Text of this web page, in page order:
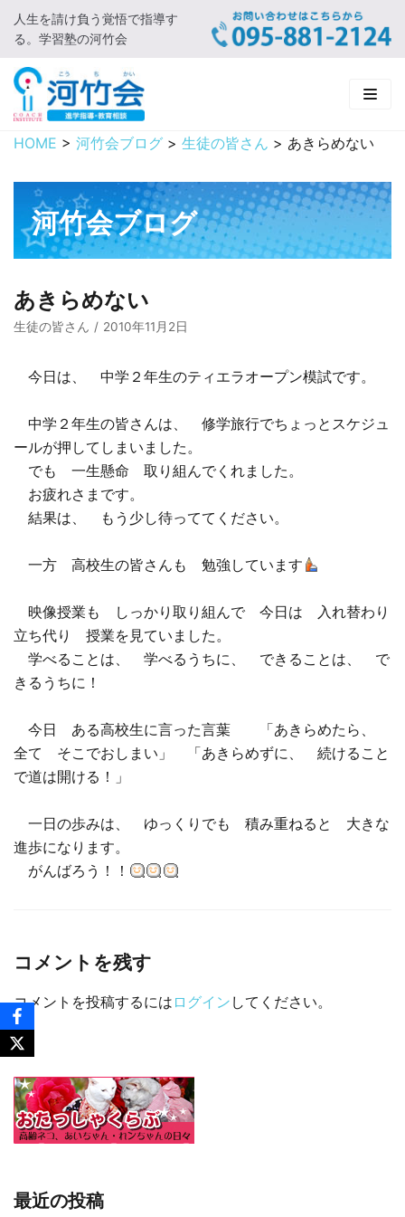
コ
ン
テ
ン
ツ
に
キ
プ
人生を請け負う覚悟で指導す
る。学習塾の河竹会
HOME
新着情報
□ お知らせ
河竹会について
□ 河竹会について
□ 小学部
□ 有料体験指導
実 績
HOME > 河竹会ブログ > 生徒の皆さん > あきらめない
河竹会ブログ
あきらめない
生徒の皆さん 2010年11月2日
今日は、 中学２年生のティエラオープン模試です。
中学２年生の皆さんは、 修学旅行でちょっとスケジュ
ールが押してしまいました。
でも 一生懸命 取り組んでくれました。
お疲れさまです。
結果は、 もう少し待っててください。
一方 高校生の皆さんも 勉強しています
映像授業も しっかり取り組んで 今日は 入れ替わり
立ち代り 授業を見ていました。
学べることは、 学べるうちに、 できることは、 で
きるうちに！
今日 ある高校生に言った言葉 「あきらめたら、
全て そこでおしまい」 「あきらめずに、 続けること
で道は開ける！」
一日の歩みは、 ゆっくりでも 積み重ねると 大きな
進歩になります。
がんばろう！！
コメントを残す
コメントを投稿するには ログイン してください。
最近の投稿